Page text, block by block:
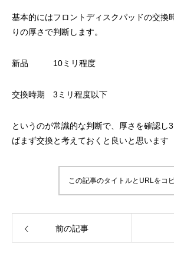
基本的にはフロントディスクパッドの交換
りの厚さで判断します。
新品 10ミリ程度
交換時期 3ミリ程度以下
というのが常識的な判断で、厚さを確認し
ばまず交換と考えておくと良いと思います
この記事のタイトルとURLをコ
前の記事